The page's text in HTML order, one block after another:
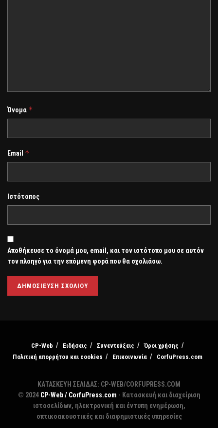
Όνομα *
Email *
Ιστότοπος
Αποθήκευσε το όνομά μου, email, και τον ιστότοπο μου σε αυτόν
τον πλοηγό για την επόμενη φορά που θα σχολιάσω.
CP-Web Ειδήσεις Συνεντεύξεις
Όροι χρήσης
Πολιτική απορρήτου και cookies
Επικοινωνία CorfuPress.com
ΚΑΤΑΣΚΕΥΗ ΣΕΛΙΔΑΣ: CP-WEB/CORFUPRESS.COM
© 2024 CP-Web / CorfuPress.com - Κατασκευή και διαχείριση
ιστοσελίδων, ηλεκτρονική και έντυπη ενημέρωση,
οπτικοακουστικές και διαφημιστικές υπηρεσίες